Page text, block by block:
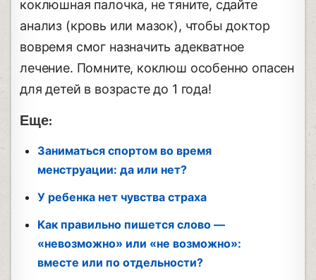
коклюшная палочка, не тяните, сдайте
анализ (кровь или мазок), чтобы доктор
вовремя смог назначить адекватное
лечение. Помните, коклюш особенно опасен
для детей в возрасте до 1 года!
Еще:
Заниматься спортом во время
менструации: да или нет?
У ребенка нет чувства страха
Как правильно пишется слово —
«невозможно» или «не возможно»:
вместе или по отдельности?